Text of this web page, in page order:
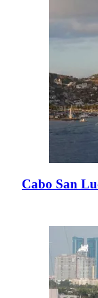
Cabo San